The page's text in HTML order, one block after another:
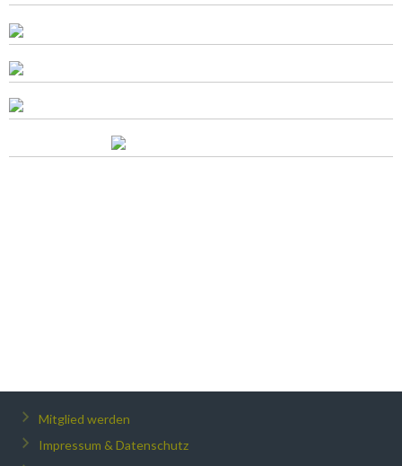
Mitglied werden
Impressum & Datenschutz